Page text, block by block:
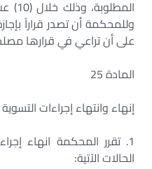
وللمحكمة أن تصدر قراراً
على أن تراعي في قرارها
المادة 25
إنهاء وانتهاء إجراءات التسوية
1. تقرر المحكمة انهاء
الحالات الآتية: